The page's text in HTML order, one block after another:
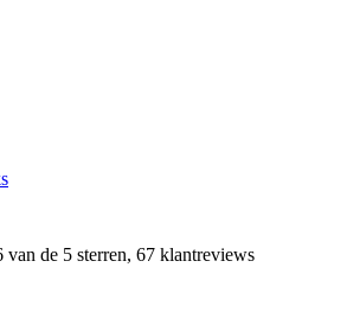
van de 5 sterren, 67 klantreviews